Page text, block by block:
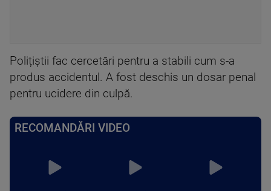
Polițiștii fac cercetări pentru a stabili cum s-a
produs accidentul. A fost deschis un dosar penal
pentru ucidere din culpă.
RECOMANDĂRI VIDEO